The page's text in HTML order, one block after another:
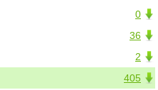
0
36
2
405